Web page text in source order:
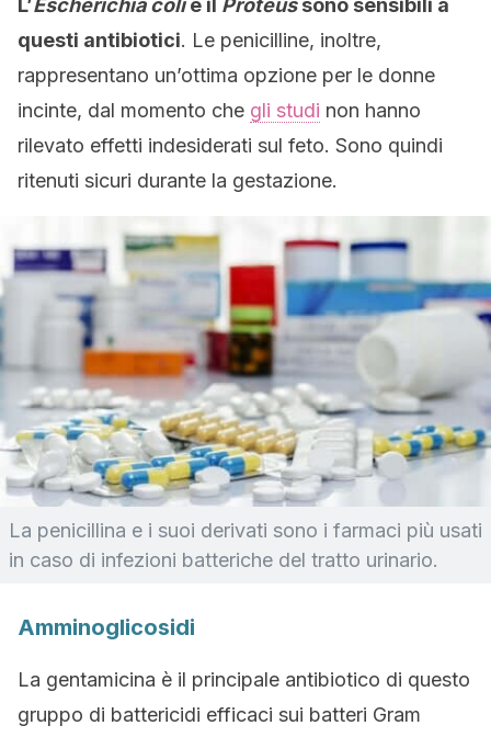
L’Escherichia colie il Proteussono sensibili a
questi antibiotici. Le penicilline, inoltre,
rappresentano un’ottima opzione per le donne
incinte, dal momento che gli studi non hanno
rilevato effetti indesiderati sul feto. Sono quindi
ritenuti sicuri durante la gestazione.
La penicillina e i suoi derivati sono i farmaci più usati
in caso di infezioni batteriche del tratto urinario.
Amminoglicosidi
La gentamicina è il principale antibiotico di questo
gruppo di battericidi efficaci sui batteri Gram